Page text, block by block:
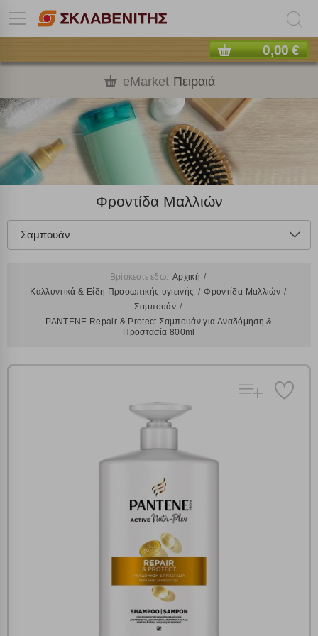
0,00 €
eMarket Πειραιά
Φροντίδα Μαλλιών
Σαμπουάν
Βρίσκεστε εδώ: Αρχική
Καλλυντικά & Είδη Προσωπικής υγιεινής
Φροντίδα Μαλλιών
Σαμπουάν
PANTENE Repair & Protect Σαμπουάν για Αναδόμηση &
Προστασία 800ml
Πολλαπλή αναζήτηση
Χρησιμοποιήστε τη για πιο γρήγορη αναζήτηση